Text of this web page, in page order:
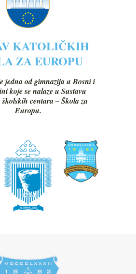
KATOLIČKIH
ZA EUROPU
jedna od gimnazija u Bosni i
koje se nalaze u Sustavu
centara – Škola za
Europu.